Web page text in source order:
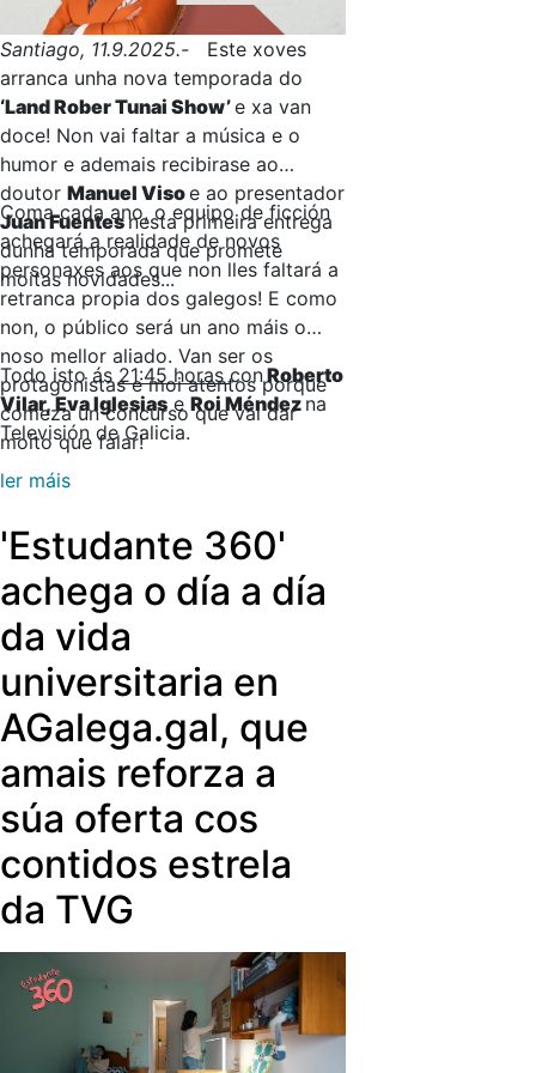
Santiago, 11.9.2025.-
Este xoves
arranca unha nova temporada do
‘Land Rober Tunai Show’e xa van
doce! Non vai faltar a música e o
humor e ademais recibirase ao
doutor Manuel Visoe ao presentador
Juan Fuentesnesta primeira entrega
dunha temporada que promete
moitas novidades...
Coma cada ano, o equipo de ficción
achegará a realidade de novos
personaxes aos que non lles faltará a
retranca propia dos galegos! E como
non, o público será un ano máis o
noso mellor aliado. Van ser os
protagonistas e moi atentos porque
comeza un concurso que vai dar
moito que falar!
Todo isto ás 21:45 horasconRoberto
Vilar, Eva Iglesiase Roi Méndezna
Televisión de Galicia.
ler máis
'Estudante 360'
achega o día a día
da vida
universitaria en
AGalega.gal, que
amais reforza a
súa oferta cos
contidos estrela
da TVG